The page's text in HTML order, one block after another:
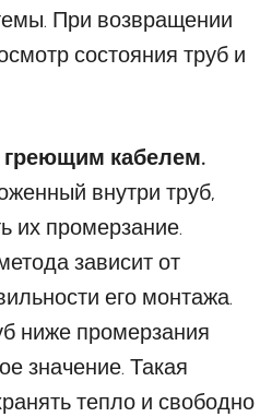
При возвращении
состояния труб и
греющим кабелем.
внутри труб,
их промерзание.
зависит от
его монтажа.
ниже промерзания
значение. Такая
тепло и свободно